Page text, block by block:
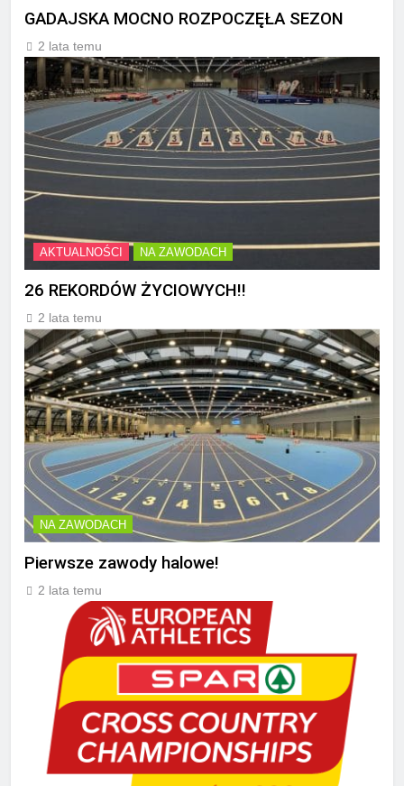
GADAJSKA MOCNO ROZPOCZĘŁA SEZON
2 lata temu
AKTUALNOŚCI NA ZAWODACH
26 REKORDÓW ŻYCIOWYCH!!
2 lata temu
NA ZAWODACH
Pierwsze zawody halowe!
2 lata temu